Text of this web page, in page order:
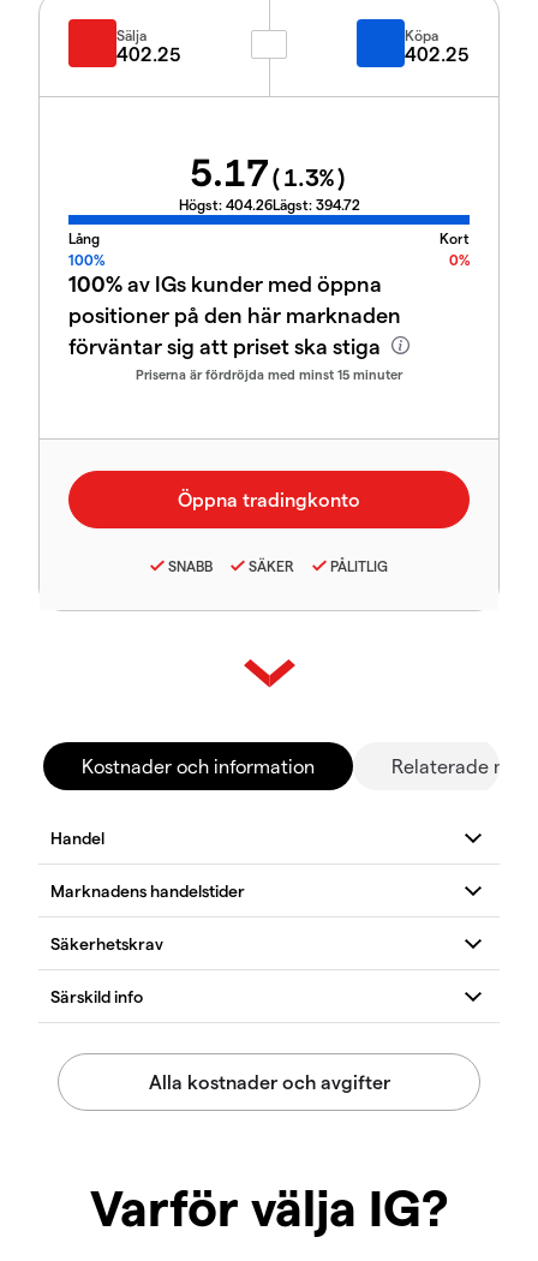
Sälja
402.25
Köpa
402.25
5.17(1.3%)
Högst: 404.26Lägst: 394.72
Lång
Kort
100%
0%
100%av IGs kunder med öppna
positioner på den här marknaden
förväntar sig att priset ska stiga
Priserna är fördröjda med minst 15 minuter
SNABB SÄKER PÅLITLIG
Kostnader och information Relaterade
Varför välja IG?